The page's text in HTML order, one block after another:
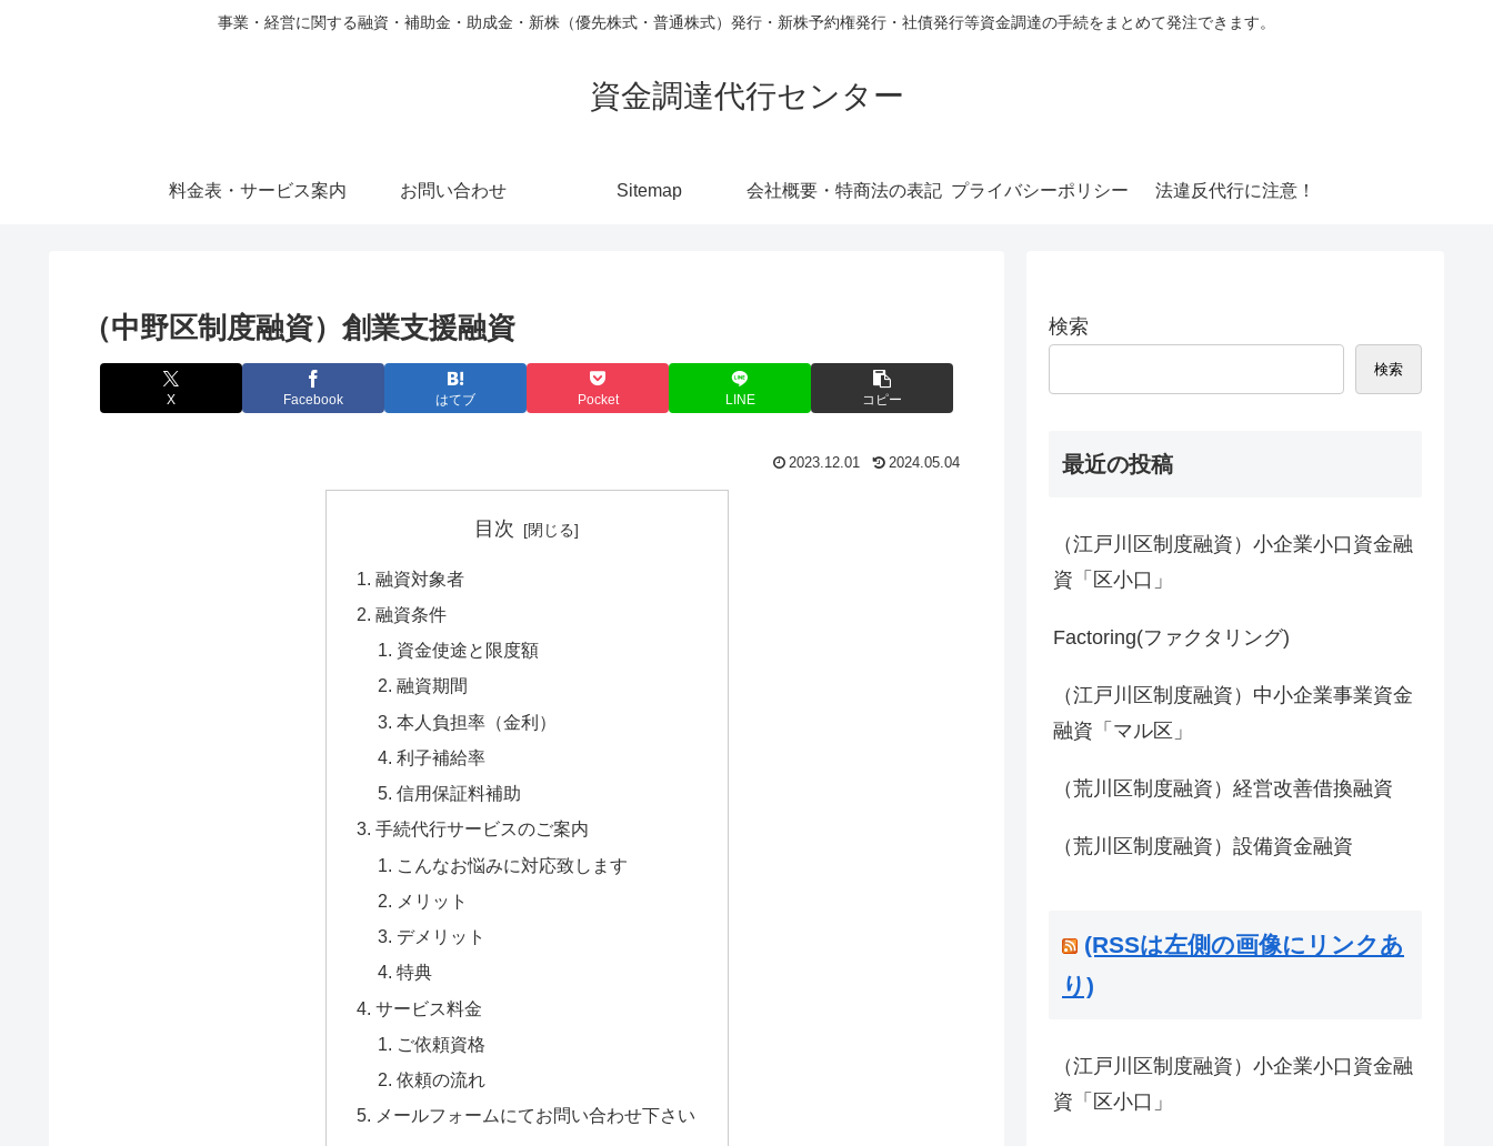
事業・経営に関する融資・補助金・助成金・新株（優先株式・普通株式）発行・新株予約権発行・社債発行等資金調達の手続をまとめて発注できます。
資金調達代行センター
料金表・サービス案内 お問い合わせ Sitemap 会社概要・特商法の表記 プライバシーポリシー 法違反代行に注意！
（中野区制度融資）創業支援融資
X Facebook はてブ Pocket LINE コピー
2023.12.01 2024.05.04
目次
融資対象者
融資条件
資金使途と限度額
融資期間
本人負担率（金利）
利子補給率
信用保証料補助
手続代行サービスのご案内
こんなお悩みに対応致します
メリット
デメリット
特典
サービス料金
ご依頼資格
依頼の流れ
メールフォームにてお問い合わせ下さい
検索
検索
最近の投稿
（江戸川区制度融資）小企業小口資金融
資「区小口」
Factoring(ファクタリング)
（江戸川区制度融資）中小企業事業資金
融資「マル区」
（荒川区制度融資）経営改善借換融資
（荒川区制度融資）設備資金融資
(RSSは左側の画像にリンクあ
り)
（江戸川区制度融資）小企業小口資金融
資「区小口」